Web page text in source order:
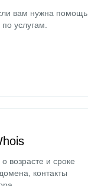
вам нужна
услугам.
возрасте и сроке
контакты